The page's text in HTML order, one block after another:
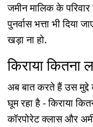
जमीन मालिक के
पुनर्वास भत्ता भी दिया
खड़ा ना हो.
किराया कितना
अब बात करते हैं उस
घूम रहा है - किराया
कॉरपोरेट क्लास और